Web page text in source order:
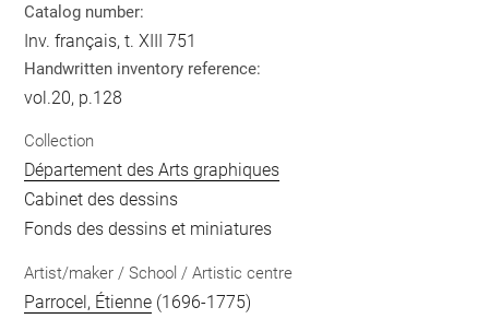
Catalog number:
Inv. français, t. XIII 751
Handwritten inventory reference:
vol.20, p.128
Collection
Département des Arts graphiques
Cabinet des dessins
Fonds des dessins et miniatures
Artist/maker / School / Artistic centre
Parrocel, Étienne (1696-1775)